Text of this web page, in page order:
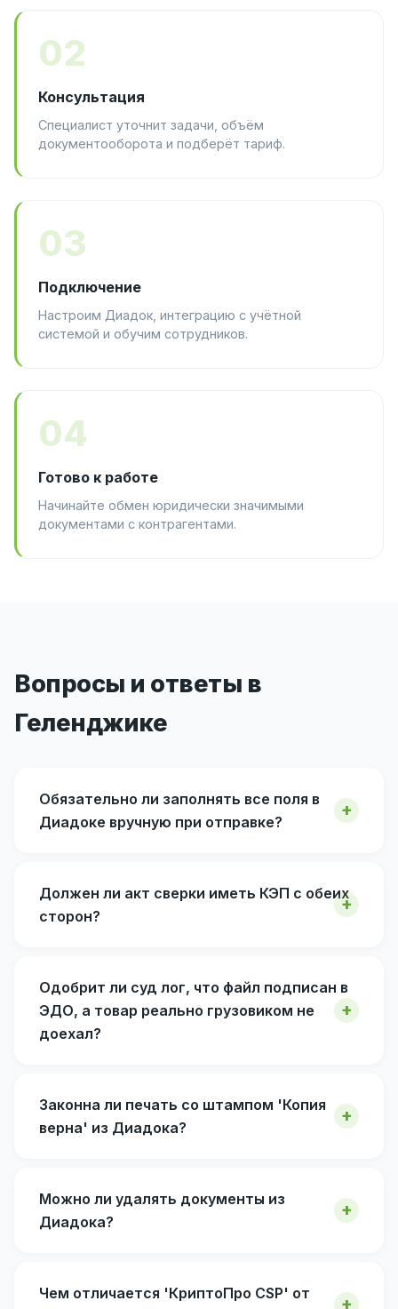
02
Консультация
Специалист уточнит задачи, объём
документооборота и подберёт тариф.
03
Подключение
Настроим Диадок, интеграцию с учётной
системой и обучим сотрудников.
04
Готово к работе
Начинайте обмен юридически значимыми
документами с контрагентами.
Вопросы и ответы в
Геленджике
Обязательно ли заполнять все поля в
Диадоке вручную при отправке?
Должен ли акт сверки иметь КЭП с обеих
сторон?
Одобрит ли суд лог, что файл подписан в
ЭДО, а товар реально грузовиком не
доехал?
Законна ли печать со штампом 'Копия
верна' из Диадока?
Можно ли удалять документы из
Диадока?
Чем отличается 'КриптоПро CSP' от